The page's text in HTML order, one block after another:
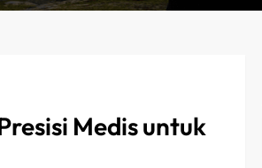
Medis untuk